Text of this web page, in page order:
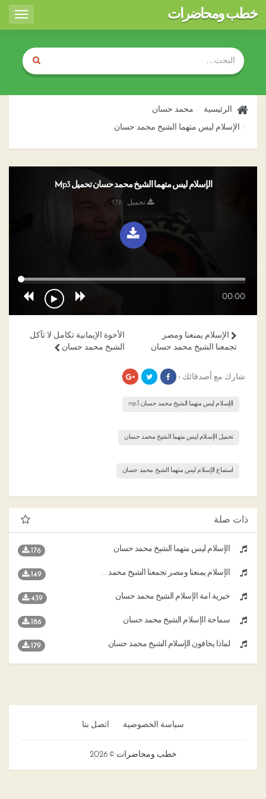
Toggle
خطب ومحاضرات
الرئيسية محمد حسان
الإسلام ليس متهما الشيخ محمد حسان
الإسلام ليس متهما الشيخ محمد حسان تحميل Mp3
تحميل : 176
00:00
الأخوة الإيمانية تكامل لا تآكل
الشيخ محمد حسان
الإسلام يمنعنا ومصر
تجمعنا الشيخ محمد حسان
شارك مع أصدقائك ›
الإسلام ليس متهما الشيخ محمد حسان mp3
تحميل الإسلام ليس متهما الشيخ محمد حسان
استماع الإسلام ليس متهما الشيخ محمد حسان
ذات صلة
الإسلام ليس متهما الشيخ محمد حسان 176
الإسلام يمنعنا ومصر تجمعنا الشيخ محمد حسان 149
خيرية أمة الإسلام الشيخ محمد حسان 439
سماحة الإسلام الشيخ محمد حسان 186
لماذا يخافون الإسلام الشيخ محمد حسان 179
سياسة الخصوصية اتصل بنا
خطب ومحاضرات © 2026